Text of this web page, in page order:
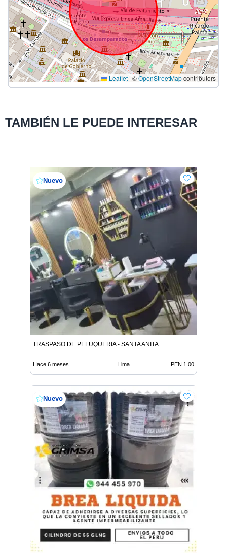
Leaflet | ©OpenStreetMapcontributors
TAMBIÉN LE PUEDE INTERESAR
Nuevo
TRASPASO DE PELUQUERIA - SANTA ANITA
Hace 6 meses Lima PEN 1.00
Nuevo